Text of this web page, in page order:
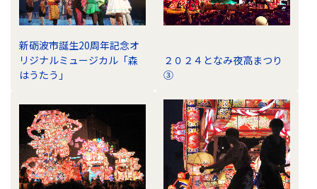
新砺波市誕生20周年記念オ
リジナルミュージカル「森
はうたう」
２０２４となみ夜高まつり
③